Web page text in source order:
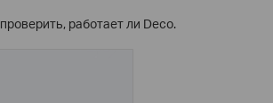
работает ли Deco.